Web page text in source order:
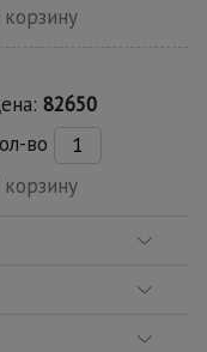
корзину
82650
во
корзину